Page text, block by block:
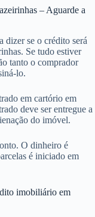
– Aguarde a
dizer se o crédito será
Se tudo estiver
tanto o comprador
lo.
em cartório em
deve ser entregue a
do imóvel.
O dinheiro é
é iniciado em
imobiliário em